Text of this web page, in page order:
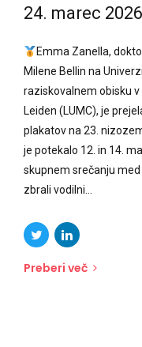
24. marec 2026
Emma Zanella,
Milene Bellin na
raziskovalnem obisku
Leiden (LUMC), je
plakatov na 23.
je potekalo 12. in 14.
skupnem srečanju
zbrali vodilni...
Preberi več